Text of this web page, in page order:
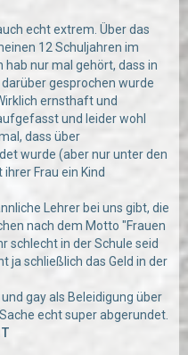
echt extrem. Über das
12 Schuljahren im
hab nur mal gehört, dass in
gesprochen wurde
ernsthaft und
und leider wohl
dass über
wurde (aber nur unter den
Frau ein Kind
Lehrer bei uns gibt, die
nach dem Motto "Frauen
schlecht in der Schule seid
ja schließlich das Geld in der
gay als Beleidigung über
echt super abgerundet.